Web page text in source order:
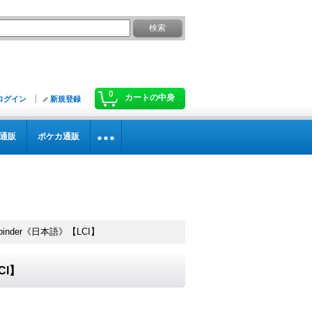
0 カートの中身
グイン 新規登録
販 ポケカ通販
《日本語》【LCI】
】